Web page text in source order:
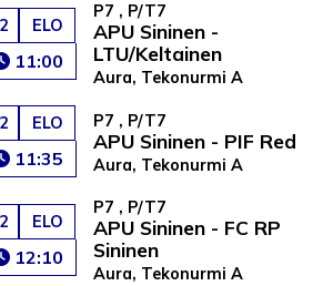
ELO
11:00
P7 , P/T7
APU Sininen -
LTU/Keltainen
Aura, Tekonurmi A
ELO
11:35
P7 , P/T7
APU Sininen - PIF Red
Aura, Tekonurmi A
ELO
12:10
P7 , P/T7
APU Sininen - FC RP
Sininen
Aura, Tekonurmi A